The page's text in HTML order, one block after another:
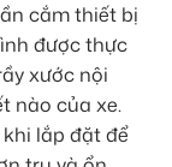
cắm thiết bị
được thực
xước nội
nào của xe.
lắp đặt để